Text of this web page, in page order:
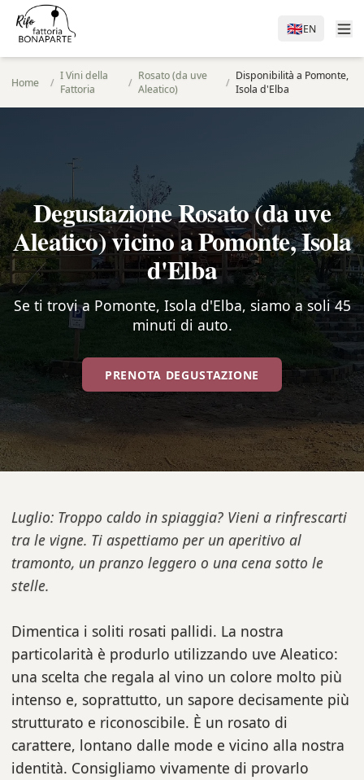
🇬🇧EN
Home / I Vini della
Fattoria
/ Rosato (da uve
Aleatico)
/ Disponibilità a Pomonte,
Isola d'Elba
Degustazione Rosato (da uve
Aleatico) vicino a Pomonte, Isola
d'Elba
Se ti trovi a Pomonte, Isola d'Elba, siamo a soli 45
minuti di auto.
PRENOTA DEGUSTAZIONE
Luglio: Troppo caldo in spiaggia? Vieni a rinfrescarti
tra le vigne. Ti aspettiamo per un aperitivo al
tramonto, un pranzo leggero o una cena sotto le
stelle.
Dimentica i soliti rosati pallidi. La nostra
particolarità è produrlo utilizzando uve Aleatico:
una scelta che regala al vino un colore molto più
intenso e, soprattutto, un sapore decisamente più
strutturato e riconoscibile. È un rosato di
carattere, lontano dalle mode e vicino alla nostra
identità. Consigliamo vivamente di provarlo